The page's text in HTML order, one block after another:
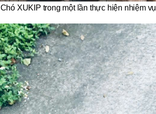
Chó XUKIP trong một lần thực hiện nhiệm vụ